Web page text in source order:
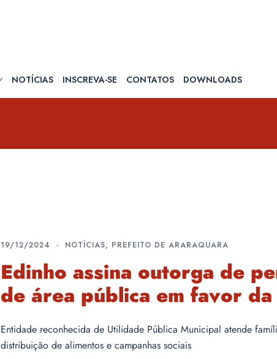
NOTÍCIAS INSCREVA-SE CONTATOS DOWNLOADS
19/12/2024 NOTÍCIAS, PREFEITO DE ARARAQUARA
Edinho assina outorga de
de área pública em favor da
Entidade reconhecida de Utilidade Pública Municipal atende
distribuição de alimentos e campanhas sociais